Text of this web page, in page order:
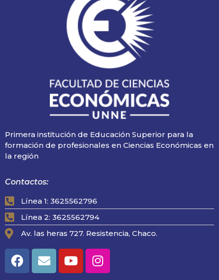
Primera institución de Educación Superior para la
formación de profesionales en Ciencias Económicas en
la región
Contactos:
Línea 1: 3625562796
Línea 2: 3625562794
Av. las heras 727. Resistencia, Chaco.